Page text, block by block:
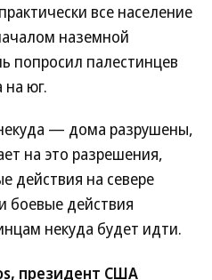
все население
наземной
попросил палестинцев
на юг.
— дома разрушены,
на это разрешения,
действия на севере
боевые действия
некуда будет идти.
президент США